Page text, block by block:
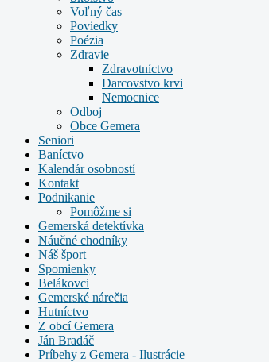
Voľný čas
Poviedky
Poézia
Zdravie
Zdravotníctvo
Darcovstvo krvi
Nemocnice
Odboj
Obce Gemera
Seniori
Baníctvo
Kalendár osobností
Kontakt
Podnikanie
Pomôžme si
Gemerská detektívka
Náučné chodníky
Náš šport
Spomienky
Belákovci
Gemerské nárečia
Hutníctvo
Z obcí Gemera
Ján Bradáč
Príbehy z Gemera - Ilustrácie